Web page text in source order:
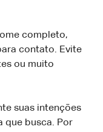
completo,
contato. Evite
ou muito
suas intenções
que busca. Por